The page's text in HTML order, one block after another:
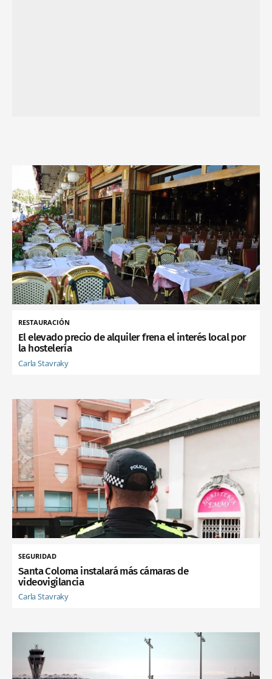
RESTAURACIÓN
El elevado precio de alquiler frena el interés local por
la hostelería
Carla Stavraky
SEGURIDAD
Santa Coloma instalará más cámaras de
videovigilancia
Carla Stavraky